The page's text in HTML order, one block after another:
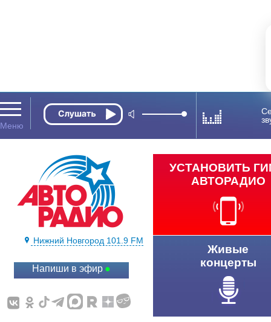
Нижний Новгород 101.9 FM
Напиши в эфир
УСТАНОВИТЬ
АВТОРАДИО
Живые
концерты